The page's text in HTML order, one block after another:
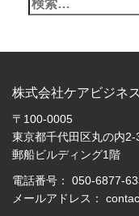
株式会社ケアビジネ
〒100-0005
東京都千代田区丸の内2-
郵船ビルディング1階
電話番号： 050-6877-
メールアドレス：